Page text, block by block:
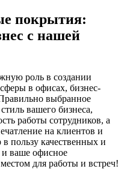
покрытия:
с нашей
роль в создании
в офисах, бизнес-
выбранное
вашего бизнеса,
работы сотрудников, а
на клиентов и
пользу качественных и
ваше офисное
для работы и встреч!